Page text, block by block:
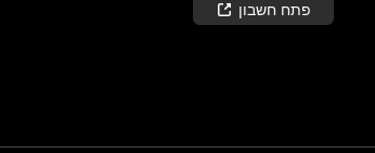
פתח חשבון